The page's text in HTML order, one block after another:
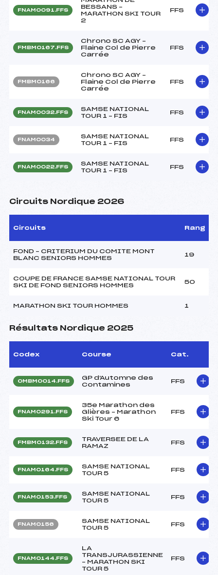
FNAM0091.FFS
BESSANS –
MARATHON SKI TOUR
2
FFS
FMBM0167.FFS
Chrono SC AGY –
Flaine Col de Pierre
Carrée
FFS
FMBM0166
Chrono SC AGY –
Flaine Col de Pierre
Carrée
FFS
FNAM0032.FFS
SAMSE NATIONAL
TOUR 1 – FIS
FFS
FNAM0034
SAMSE NATIONAL
TOUR 1 – FIS
FFS
FNAM0022.FFS
SAMSE NATIONAL
TOUR 1 – FIS
FFS
Circuits Nordique 2026
Circuits Rang
FOND – CRITERIUM DU COMITE MONT
BLANC SENIORS HOMMES
19
COUPE DE FRANCE SAMSE NATIONAL TOUR
SKI DE FOND SENIORS HOMMES
50
MARATHON SKI TOUR HOMMES 1
Résultats Nordique 2025
Codex Course Cat.
OMBM0014.FFS
GP d'Automne des
Contamines
FFS
FNAM0291.FFS
35e Marathon des
Glières – Marathon
Ski Tour 6
FFS
FMBM0132.FFS
TRAVERSEE DE LA
RAMAZ
FFS
FNAM0164.FFS
SAMSE NATIONAL
TOUR 5
FFS
FNAM0153.FFS
SAMSE NATIONAL
TOUR 5
FFS
FNAM0156
SAMSE NATIONAL
TOUR 5
FFS
FNAM0144.FFS
LA
TRANSJURASSIENNE
– MARATHON SKI
TOUR 5
FFS